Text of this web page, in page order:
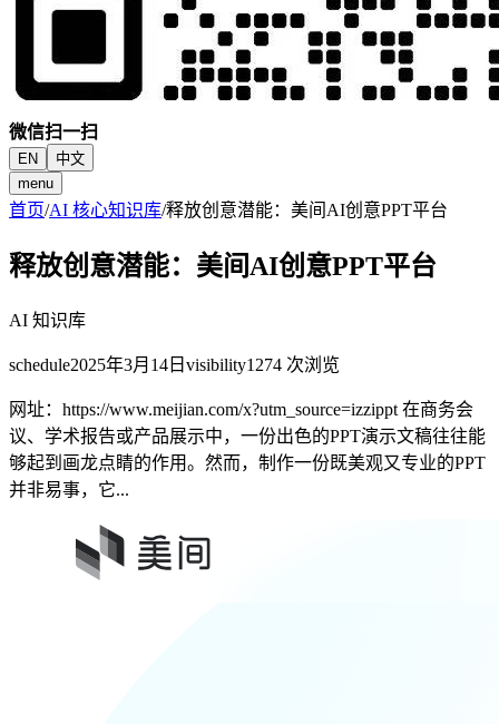
微信扫一扫
EN
中文
menu
首页/AI 核心知识库/释放创意潜能：美间AI创意PPT平台
释放创意潜能：美间AI创意PPT平台
AI 知识库
schedule2025年3月14日 visibility1274 次浏览
网址：https://www.meijian.com/x?utm_source=izzippt 在商务会
议、学术报告或产品展示中，一份出色的PPT演示文稿往往能
够起到画龙点睛的作用。然而，制作一份既美观又专业的PPT
并非易事，它...